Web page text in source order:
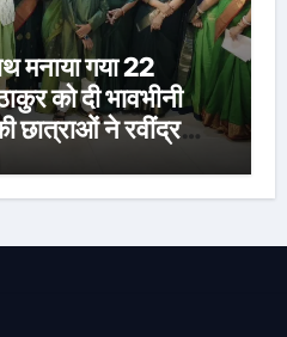
मनाया गया 22
को दी भावभीनी
छात्राओं ने रवींद्र